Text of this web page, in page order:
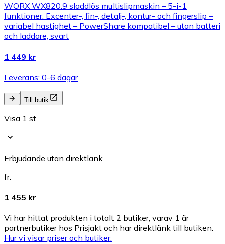
WORX WX820.9 sladdlös multislipmaskin – 5-i-1
funktioner: Excenter-, fin-, detalj-, kontur- och fingerslip –
variabel hastighet – PowerShare kompatibel – utan batteri
och laddare, svart
1 449 kr
Leverans: 0-6 dagar
Till butik
Visa 1 st
Erbjudande utan direktlänk
fr.
1 455 kr
Vi har hittat produkten i totalt 2 butiker, varav 1 är
partnerbutiker hos Prisjakt och har direktlänk till butiken.
Hur vi visar priser och butiker.